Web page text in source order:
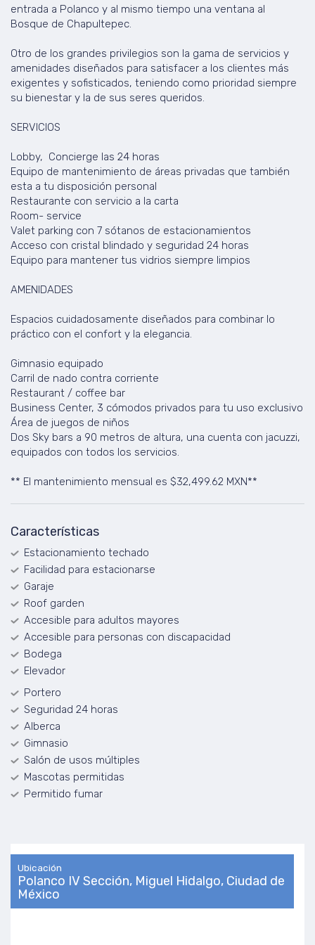
entrada a Polanco y al mismo tiempo una ventana al
Bosque de Chapultepec.
Otro de los grandes privilegios son la gama de servicios y
amenidades diseñados para satisfacer a los clientes más
exigentes y sofisticados, teniendo como prioridad siempre
su bienestar y la de sus seres queridos.
SERVICIOS
Lobby, Concierge las 24 horas
Equipo de mantenimiento de áreas privadas que también
esta a tu disposición personal
Restaurante con servicio a la carta
Room- service
Valet parking con 7 sótanos de estacionamientos
Acceso con cristal blindado y seguridad 24 horas
Equipo para mantener tus vidrios siempre limpios
AMENIDADES
Espacios cuidadosamente diseñados para combinar lo
práctico con el confort y la elegancia.
Gimnasio equipado
Carril de nado contra corriente
Restaurant / coffee bar
Business Center, 3 cómodos privados para tu uso exclusivo
Área de juegos de niños
Dos Sky bars a 90 metros de altura, una cuenta con jacuzzi,
equipados con todos los servicios.
** El mantenimiento mensual es $32,499.62 MXN**
Características
Estacionamiento techado
Facilidad para estacionarse
Garaje
Roof garden
Accesible para adultos mayores
Accesible para personas con discapacidad
Bodega
Elevador
Portero
Seguridad 24 horas
Alberca
Gimnasio
Salón de usos múltiples
Mascotas permitidas
Permitido fumar
Ubicación
Polanco IV Sección, Miguel Hidalgo, Ciudad de
México